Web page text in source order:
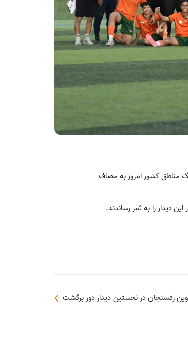
اول لیگ مناطق کشور امروز به مصاف
دیدار را به ثمر رساندند.
رفسنجان در نخستین دیدار دور برگشت